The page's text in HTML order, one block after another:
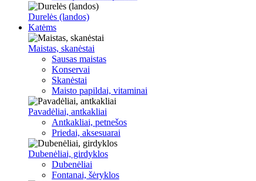
Durelės (landos)
Katėms
Maistas, skanėstai
Sausas maistas
Konservai
Skanėstai
Maisto papildai, vitaminai
Pavadėliai, antkakliai
Antkakliai, petnešos
Priedai, aksesuarai
Dubenėliai, girdyklos
Dubenėliai
Fontanai, šėryklos